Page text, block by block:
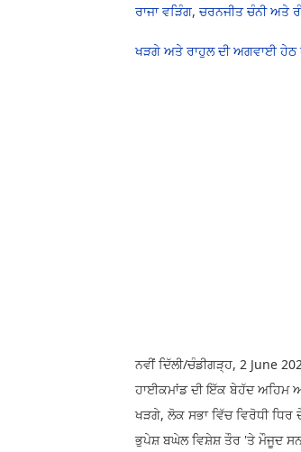
ਰਾਜਾ ਵੜਿੰਗ, ਚਰਨਜੀਤ ਚੰਨੀ
ਖੜਗੇ ਅਤੇ ਰਾਹੁਲ ਦੀ ਅਗਵਾਈ ਹੇਠ
ਨਵੀਂ ਦਿੱਲੀ/ਚੰਡੀਗੜ੍ਹ, 2 June
ਹਾਈਕਮਾਂਡ ਦੀ ਇੱਕ ਬੇਹੱਦ ਅਹਿਮ
ਖੜਗੇ, ਲੋਕ ਸਭਾ ਵਿੱਚ ਵਿਰੋਧੀ
ਭੁਪੇਸ਼ ਬਘੇਲ ਵਿਸ਼ੇਸ਼ ਤੌਰ 'ਤੇ ਮੌਜੂਦ